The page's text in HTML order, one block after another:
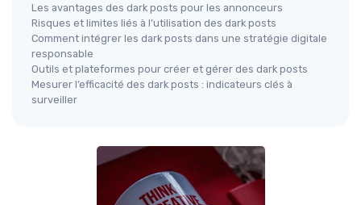
Les avantages des dark posts pour les annonceurs
Risques et limites liés à l’utilisation des dark posts
Comment intégrer les dark posts dans une stratégie digitale
responsable
Outils et plateformes pour créer et gérer des dark posts
Mesurer l’efficacité des dark posts : indicateurs clés à
surveiller